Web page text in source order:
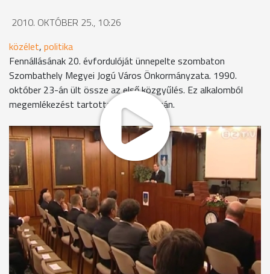
2010. OKTÓBER 25., 10:26
közélet, politika
Fennállásának 20. évfordulóját ünnepelte szombaton
Szombathely Megyei Jogú Város Önkormányzata. 1990.
október 23-án ült össze az első közgyűlés. Ez alkalomból
megemlékezést tartottak a Városházán.
A program kezdeteként a megjelentek egy perces néma
felállással emlékeztek azokra az elhunyt képviselőkre, akik
már nem lehetnek itt a jubileumon. A rendszerváltás óta öt
önkormányzati ciklus zárult le, Puskás Tivadar a negyedik
polgármester, aki a várost irányítja. Házigazdaként ő
köszöntötte a jelenlévőket.
Dr. Puskás Tivadar- polgármester
"Úgy érezzük, hogy a dátumra úgy is emlékeznünk kell, hogy
az önkormányzatiságot megünnepeljük."